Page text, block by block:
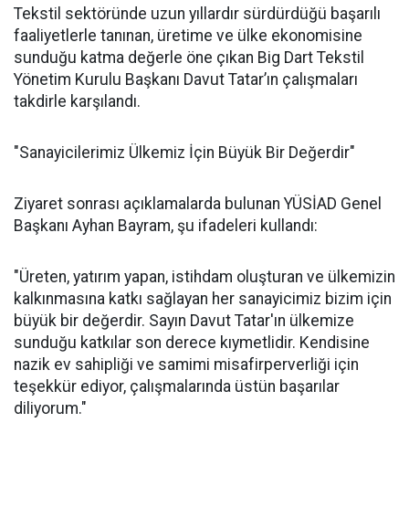
Tekstil sektöründe uzun yıllardır sürdürdüğü başarılı
faaliyetlerle tanınan, üretime ve ülke ekonomisine
sunduğu katma değerle öne çıkan Big Dart Tekstil
Yönetim Kurulu Başkanı Davut Tatar’ın çalışmaları
takdirle karşılandı.
"Sanayicilerimiz Ülkemiz İçin Büyük Bir Değerdir"
Ziyaret sonrası açıklamalarda bulunan YÜSİAD Genel
Başkanı Ayhan Bayram, şu ifadeleri kullandı:
"Üreten, yatırım yapan, istihdam oluşturan ve ülkemizin
kalkınmasına katkı sağlayan her sanayicimiz bizim için
büyük bir değerdir. Sayın Davut Tatar'ın ülkemize
sunduğu katkılar son derece kıymetlidir. Kendisine
nazik ev sahipliği ve samimi misafirperverliği için
teşekkür ediyor, çalışmalarında üstün başarılar
diliyorum."